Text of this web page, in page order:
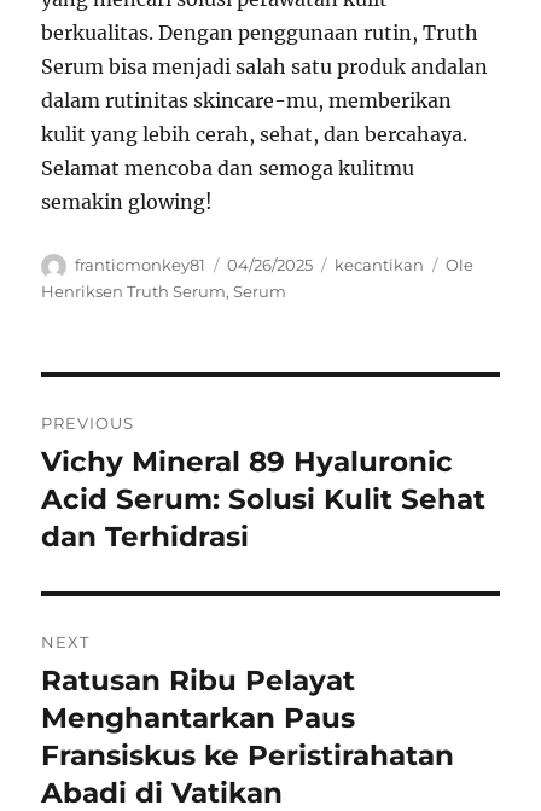
berkualitas. Dengan penggunaan rutin, Truth
Serum bisa menjadi salah satu produk andalan
dalam rutinitas skincare-mu, memberikan
kulit yang lebih cerah, sehat, dan bercahaya.
Selamat mencoba dan semoga kulitmu
semakin glowing!
Author
franticmonkey81
Posted
on
04/26/2025 Categories
kecantikan Tags
Ole
Henriksen Truth Serum,Serum
pos
PREVIOUS
Previous
post:
Vichy Mineral 89 Hyaluronic
Acid Serum: Solusi Kulit Sehat
dan Terhidrasi
NEXT
Next
post:
Ratusan Ribu Pelayat
Menghantarkan Paus
Fransiskus ke Peristirahatan
Abadi di Vatikan